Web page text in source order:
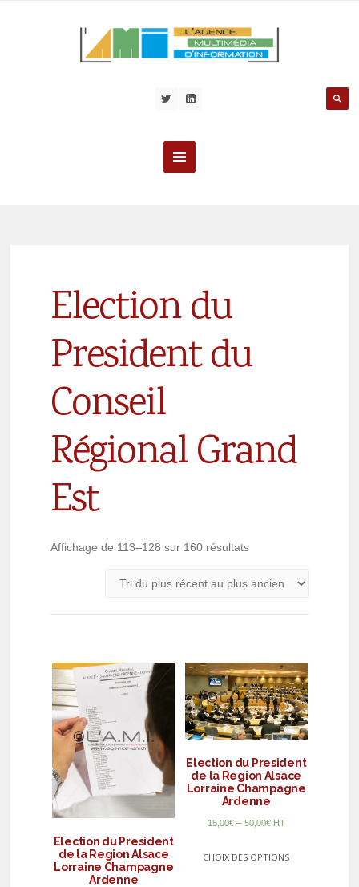
Election du
President du
Conseil
Régional Grand
Est
Affichage de 113–128 sur 160 résultats
Election du President
de la Region Alsace
Lorraine Champagne
Ardenne
Election du President
de la Region Alsace
Lorraine Champagne
Ardenne
15,00€– 50,00€ HT
CHOIX DES OPTIONS